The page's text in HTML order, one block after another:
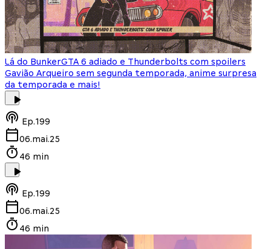
Lá do BunkerGTA 6 adiado e Thunderbolts com spoilers
Gavião Arqueiro sem segunda temporada, anime surpresa
da temporada e mais!
Ep.199
06.mai.25
46 min
Ep.199
06.mai.25
46 min